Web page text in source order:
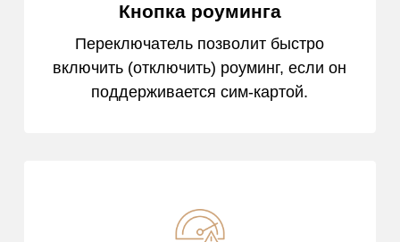
Кнопка роуминга
Переключатель позволит быстро
включить (отключить) роуминг, если он
поддерживается сим‑картой.